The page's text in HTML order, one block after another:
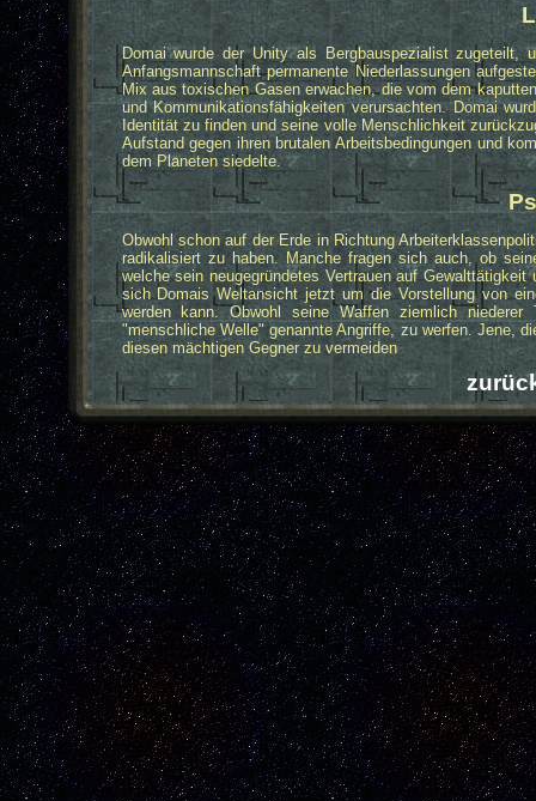
Domai wurde der Unity als Bergbauspezialist zugeteilt,
Anfangsmannschaft permanente Niederlassungen
Mix aus toxischen Gasen erwachen, die vom dem
und Kommunikationsfähigkeiten verursachten. Domai
Identität zu finden und seine volle Menschlichkeit
Aufstand gegen ihren brutalen Arbeitsbedingungen und
dem Planeten siedelte.
Obwohl schon auf der Erde in Richtung
radikalisiert zu haben. Manche fragen sich auch, ob
welche sein neugegründetes Vertrauen auf
sich Domais Weltansicht jetzt um die Vorstellung von
werden kann. Obwohl seine Waffen ziemlich
"menschliche Welle" genannte Angriffe, zu werfen. Jene,
diesen mächtigen Gegner zu vermeiden